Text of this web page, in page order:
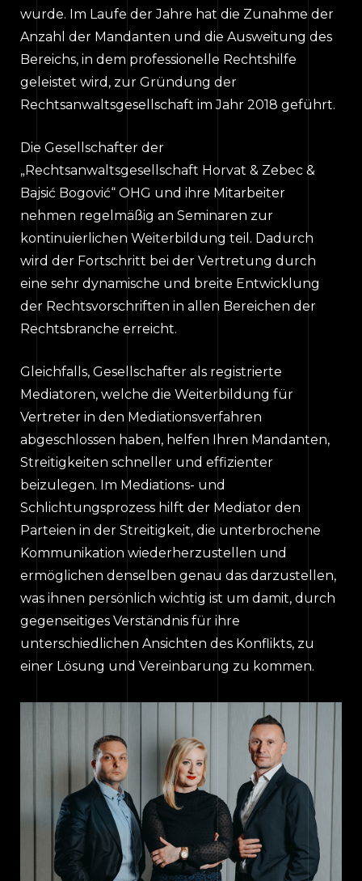
wurde. Im Laufe der Jahre hat die Zunahme der
Anzahl der Mandanten und die Ausweitung des
Bereichs, in dem professionelle Rechtshilfe
geleistet wird, zur Gründung der
Rechtsanwaltsgesellschaft im Jahr 2018 geführt.
Die Gesellschafter der
„Rechtsanwaltsgesellschaft Horvat & Zebec &
Bajsić Bogović“ OHG und ihre Mitarbeiter
nehmen regelmäßig an Seminaren zur
kontinuierlichen Weiterbildung teil. Dadurch
wird der Fortschritt bei der Vertretung durch
eine sehr dynamische und breite Entwicklung
der Rechtsvorschriften in allen Bereichen der
Rechtsbranche erreicht.
Gleichfalls, Gesellschafter als registrierte
Mediatoren, welche die Weiterbildung für
Vertreter in den Mediationsverfahren
abgeschlossen haben, helfen Ihren Mandanten,
Streitigkeiten schneller und effizienter
beizulegen. Im Mediations- und
Schlichtungsprozess hilft der Mediator den
Parteien in der Streitigkeit, die unterbrochene
Kommunikation wiederherzustellen und
ermöglichen denselben genau das darzustellen,
was ihnen persönlich wichtig ist um damit, durch
gegenseitiges Verständnis für ihre
unterschiedlichen Ansichten des Konflikts, zu
einer Lösung und Vereinbarung zu kommen.